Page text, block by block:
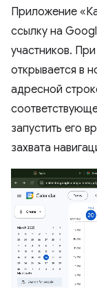
Приложение
ссылку на
участников.
открывается в
адресной
запустить его
захвата